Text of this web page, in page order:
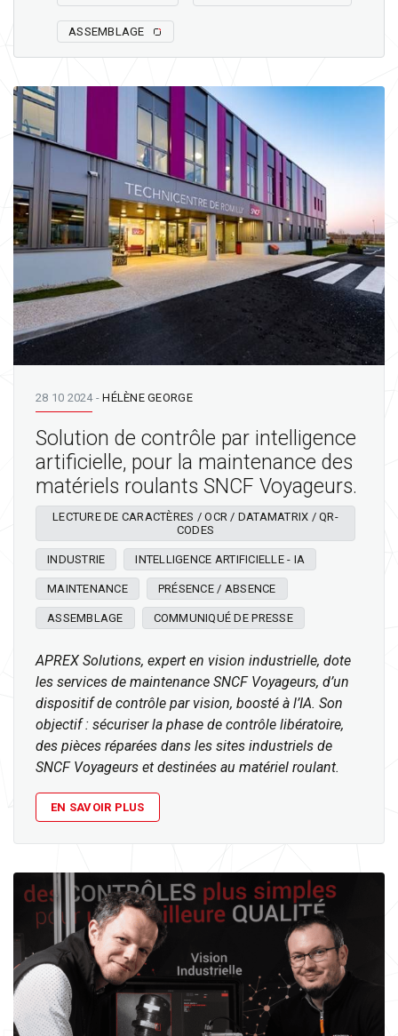
ASSEMBLAGE
28 10 2024-HÉLÈNE GEORGE
Solution de contrôle par intelligence
artificielle, pour la maintenance des
matériels roulants SNCF Voyageurs.
LECTURE DE CARACTÈRES / OCR / DATAMATRIX / QR-
CODES
INDUSTRIE INTELLIGENCE ARTIFICIELLE - IA
MAINTENANCE PRÉSENCE / ABSENCE
ASSEMBLAGE COMMUNIQUÉ DE PRESSE
APREX Solutions, expert en vision industrielle, dote
les services de maintenance SNCF Voyageurs, d’un
dispositif de contrôle par vision, boosté à l’IA. Son
objectif : sécuriser la phase de contrôle libératoire,
des pièces réparées dans les sites industriels de
SNCF Voyageurs et destinées au matériel roulant.
EN SAVOIR PLUS